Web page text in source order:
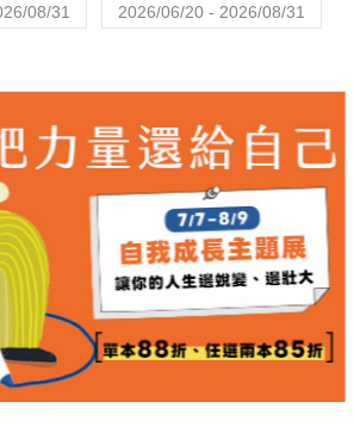
08/31 2026/06/20 - 2026/08/31